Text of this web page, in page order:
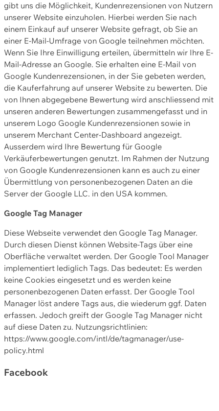
gibt uns die Möglichkeit, Kundenrezensionen von Nutzern
unserer Website einzuholen. Hierbei werden Sie nach
einem Einkauf auf unserer Website gefragt, ob Sie an
einer E-Mail-Umfrage von Google teilnehmen möchten.
Wenn Sie Ihre Einwilligung erteilen, übermitteln wir Ihre E-
Mail-Adresse an Google. Sie erhalten eine E-Mail von
Google Kundenrezensionen, in der Sie gebeten werden,
die Kauferfahrung auf unserer Website zu bewerten. Die
von Ihnen abgegebene Bewertung wird anschliessend mit
unseren anderen Bewertungen zusammengefasst und in
unserem Logo Google Kundenrezensionen sowie in
unserem Merchant Center-Dashboard angezeigt.
Ausserdem wird Ihre Bewertung für Google
Verkäuferbewertungen genutzt. Im Rahmen der Nutzung
von Google Kundenrezensionen kann es auch zu einer
Übermittlung von personenbezogenen Daten an die
Server der Google LLC. in den USA kommen.
Google Tag Manager
Diese Webseite verwendet den Google Tag Manager.
Durch diesen Dienst können Website-Tags über eine
Oberfläche verwaltet werden. Der Google Tool Manager
implementiert lediglich Tags. Das bedeutet: Es werden
keine Cookies eingesetzt und es werden keine
personenbezogenen Daten erfasst. Der Google Tool
Manager löst andere Tags aus, die wiederum ggf. Daten
erfassen. Jedoch greift der Google Tag Manager nicht
auf diese Daten zu. Nutzungsrichtlinien:
https://www.google.com/intl/de/tagmanager/use-
policy.html
Facebook